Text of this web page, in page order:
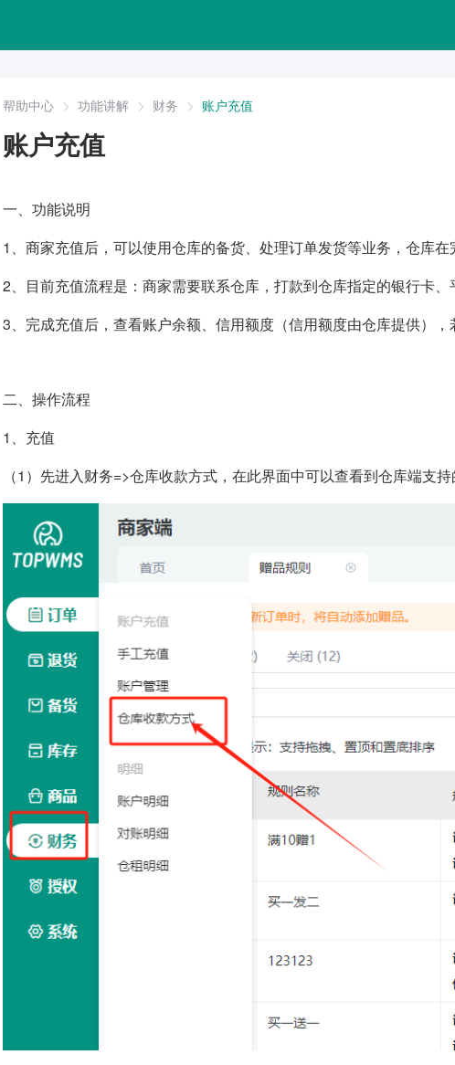
帮助中心 功能讲解 财务 账户充值
账户充值
一、功能说明
1、商家充值后，可以使用仓库的备货、处理订单发货等业务，仓库
2、目前充值流程是：商家需要联系仓库，打款到仓库指定的银行卡
3、完成充值后，查看账户余额、信用额度（信用额度由仓库提供）
二、操作流程
1、充值
（1）先进入财务=>仓库收款方式，在此界面中可以查看到仓库端支